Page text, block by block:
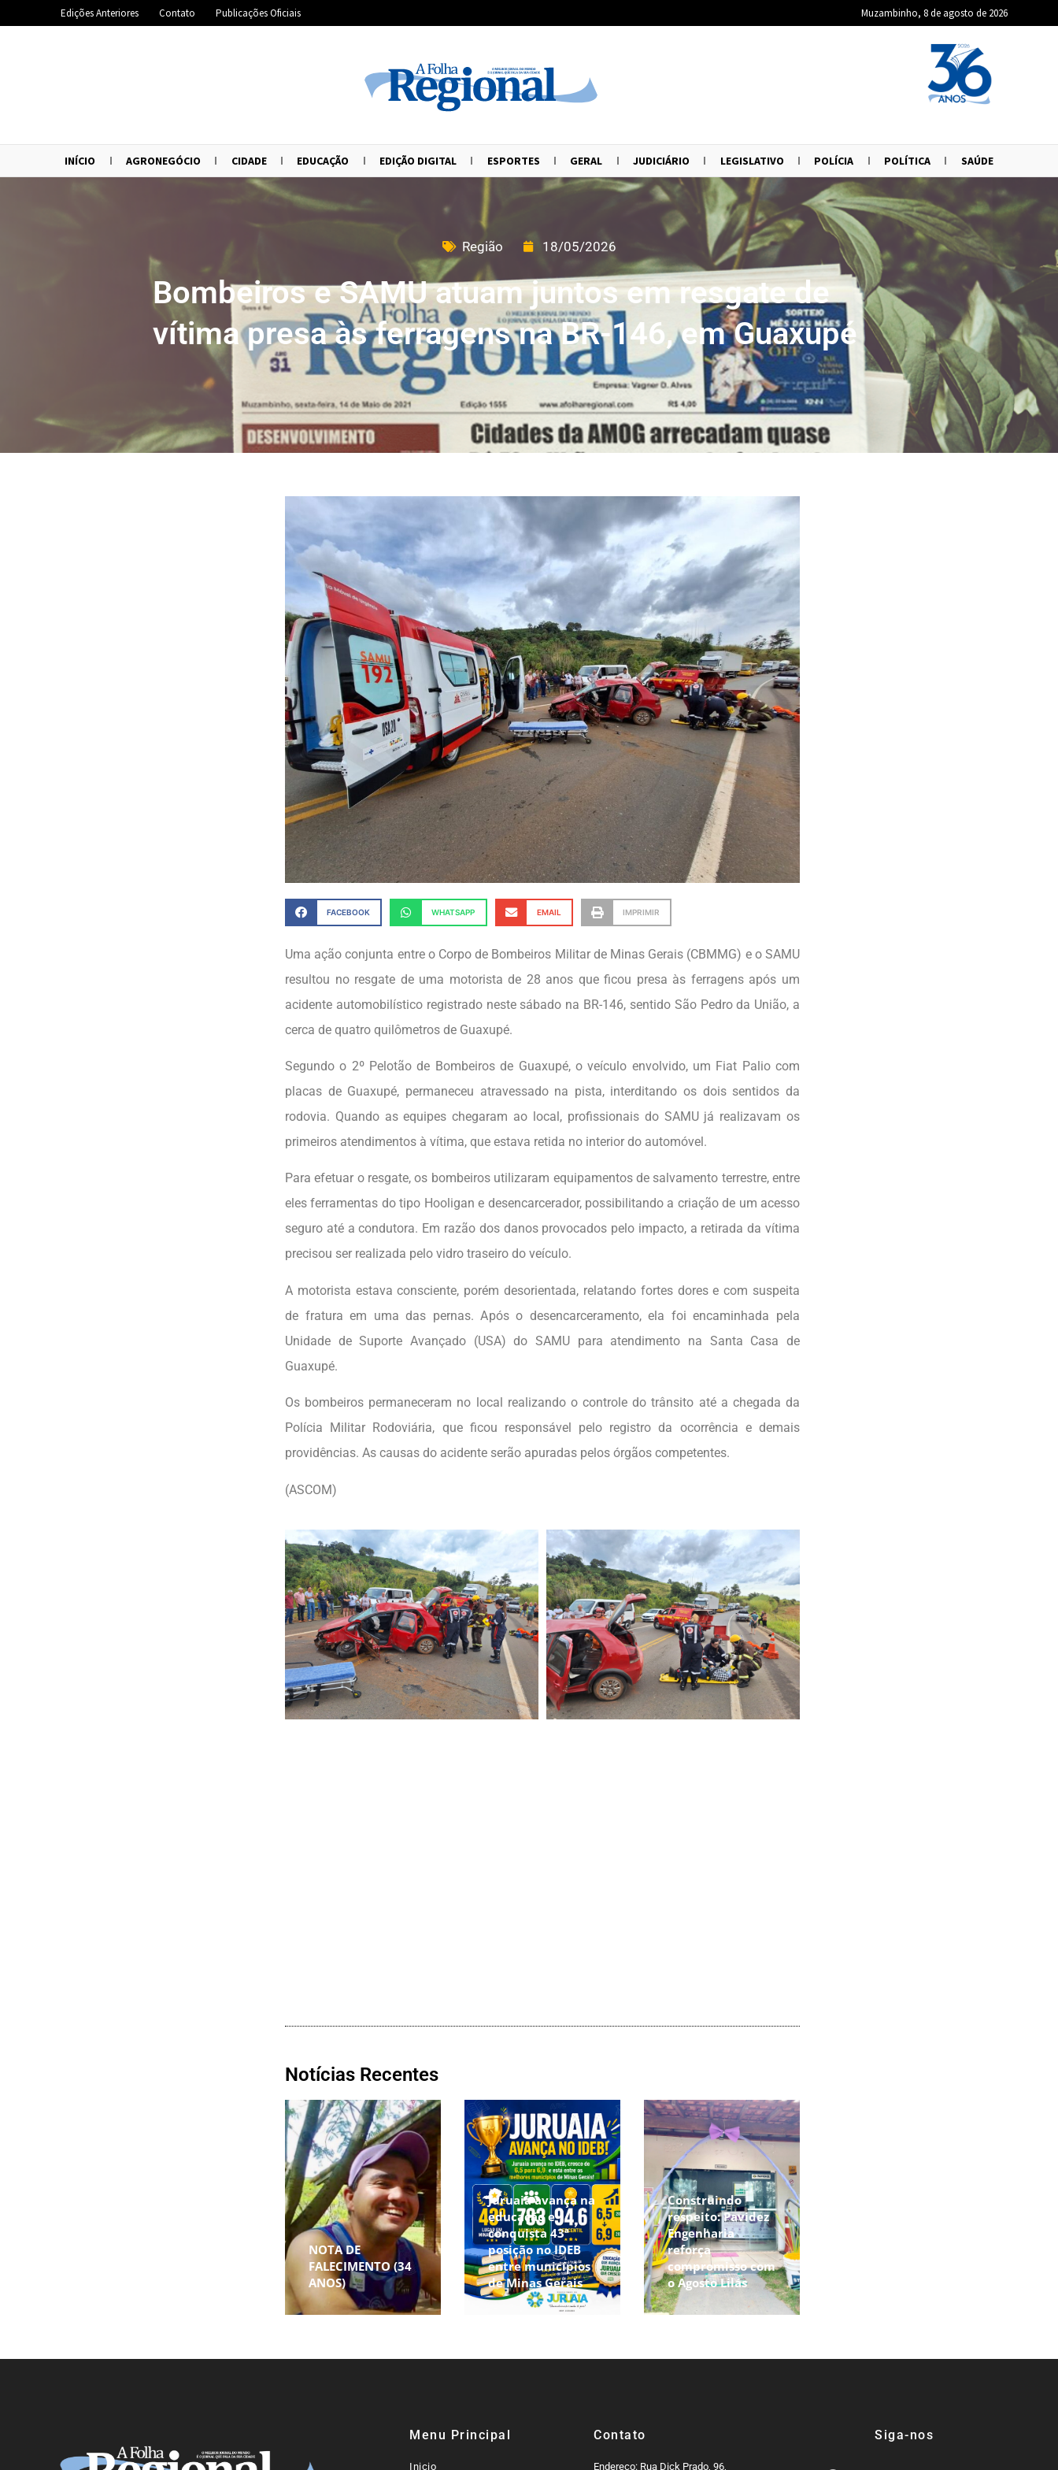
Edições Anteriores Contato Publicações Oficiais Muzambinho, 8 de agosto de 2026
INÍCIO AGRONEGÓCIO CIDADE EDUCAÇÃO EDIÇÃO DIGITAL ESPORTES GERAL JUDICIÁRIO LEGISLATIVO POLÍCIA POLÍTICA SAÚDE
Região 18/05/2026
Bombeiros e SAMU atuam juntos em resgate de
vítima presa às ferragens na BR-146, em Guaxupé
FACEBOOK WHATSAPP EMAIL IMPRIMIR
Uma ação conjunta entre o Corpo de Bombeiros Militar de Minas Gerais (CBMMG) e o SAMU
resultou no resgate de uma motorista de 28 anos que ficou presa às ferragens após um
acidente automobilístico registrado neste sábado na BR-146, sentido São Pedro da União, a
cerca de quatro quilômetros de Guaxupé.
Segundo o 2º Pelotão de Bombeiros de Guaxupé, o veículo envolvido, um Fiat Palio com
placas de Guaxupé, permaneceu atravessado na pista, interditando os dois sentidos da
rodovia. Quando as equipes chegaram ao local, profissionais do SAMU já realizavam os
primeiros atendimentos à vítima, que estava retida no interior do automóvel.
Para efetuar o resgate, os bombeiros utilizaram equipamentos de salvamento terrestre, entre
eles ferramentas do tipo Hooligan e desencarcerador, possibilitando a criação de um acesso
seguro até a condutora. Em razão dos danos provocados pelo impacto, a retirada da vítima
precisou ser realizada pelo vidro traseiro do veículo.
A motorista estava consciente, porém desorientada, relatando fortes dores e com suspeita
de fratura em uma das pernas. Após o desencarceramento, ela foi encaminhada pela
Unidade de Suporte Avançado (USA) do SAMU para atendimento na Santa Casa de
Guaxupé.
Os bombeiros permaneceram no local realizando o controle do trânsito até a chegada da
Polícia Militar Rodoviária, que ficou responsável pelo registro da ocorrência e demais
providências. As causas do acidente serão apuradas pelos órgãos competentes.
(ASCOM)
Notícias Recentes
NOTA DE
FALECIMENTO (34
ANOS)
Juruaia avança na
educação e
conquista 43ª
posição no IDEB
entre municípios
de Minas Gerais
Construindo
respeito: Pavidez
Engenharia
reforça
compromisso com
o Agosto Lilás
Menu Principal
Inicio
Contato
Endereço: Rua Dick Prado, 96,
Siga-nos